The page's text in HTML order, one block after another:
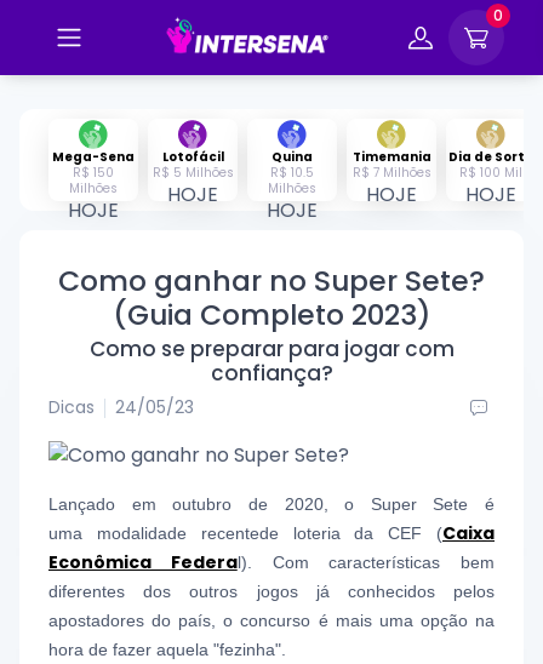
0
Mega-Sena
R$ 150
Milhões
HOJE
Lotofácil
R$ 5 Milhões
HOJE
Quina
R$ 10.5
Milhões
HOJE
Timemania
R$ 7 Milhões
HOJE
Dia de Sorte
R$ 100 Mil
HOJE
Como ganhar no Super Sete?
(Guia Completo 2023)
Como se preparar para jogar com
confiança?
Dicas 24/05/23
Lançado em outubro de 2020, o Super Sete é
uma modalidade recentede loteria da CEF (Caixa
Econômica Federal). Com características bem
diferentes dos outros jogos já conhecidos pelos
apostadores do país, o concurso é mais uma opção na
hora de fazer aquela "fezinha".